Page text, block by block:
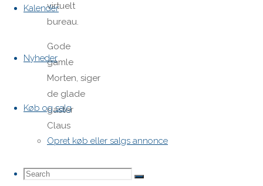
Kalender
Nyheder
Køb og salg
Opret køb eller salgs annonce
Search
Search
Search
virtuelt
bureau.
Gode
gamle
Morten, siger
de glade
gaster
Claus
Rossing
Henrik